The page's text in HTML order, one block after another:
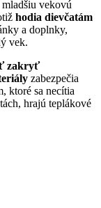
vekovú
hodia dievčatám
a doplnky,
vek.
zakryť
zabezpečia
ktoré sa necítia
hrajú teplákové